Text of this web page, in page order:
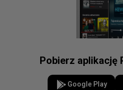
Pobierz aplikację
Google Play